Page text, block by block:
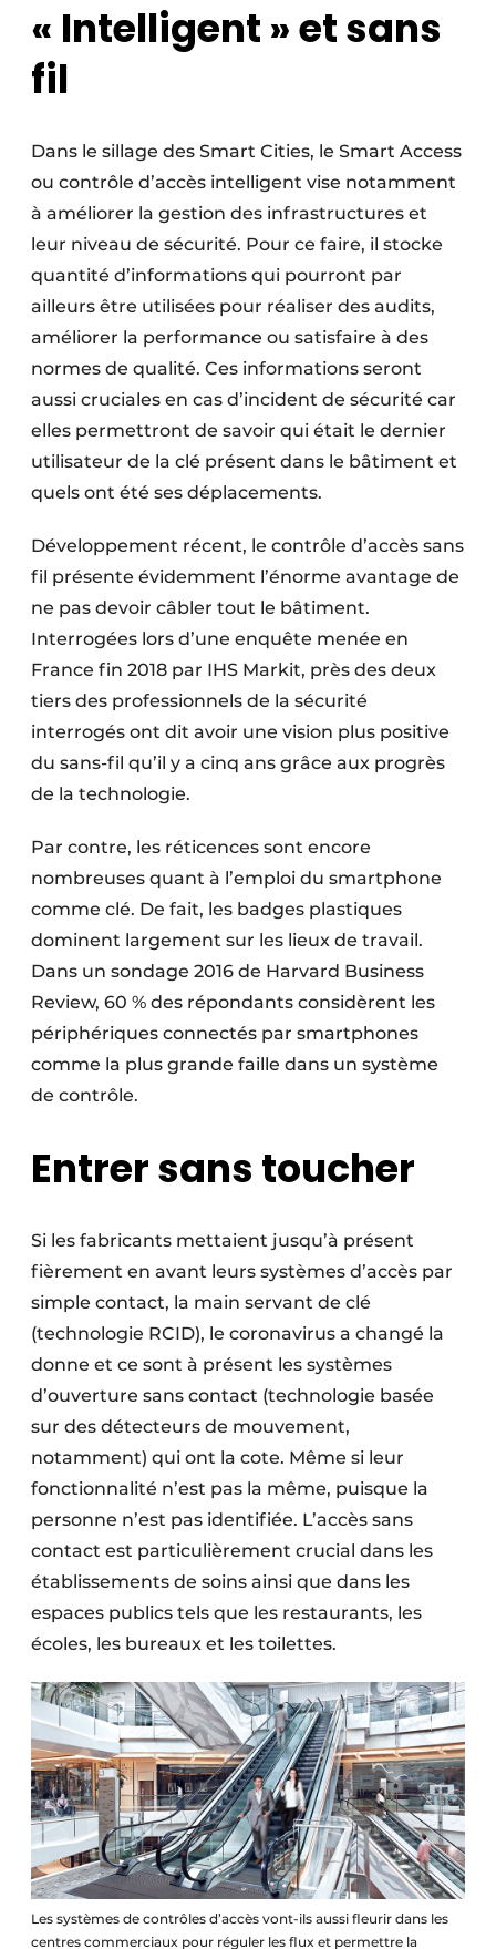
« Intelligent » et sans
fil
Dans le sillage des Smart Cities, le Smart Access
ou contrôle d’accès intelligent vise notamment
à améliorer la gestion des infrastructures et
leur niveau de sécurité. Pour ce faire, il stocke
quantité d’informations qui pourront par
ailleurs être utilisées pour réaliser des audits,
améliorer la performance ou satisfaire à des
normes de qualité. Ces informations seront
aussi cruciales en cas d’incident de sécurité car
elles permettront de savoir qui était le dernier
utilisateur de la clé présent dans le bâtiment et
quels ont été ses déplacements.
Développement récent, le contrôle d’accès sans
fil présente évidemment l’énorme avantage de
ne pas devoir câbler tout le bâtiment.
Interrogées lors d’une enquête menée en
France fin 2018 par IHS Markit, près des deux
tiers des professionnels de la sécurité
interrogés ont dit avoir une vision plus positive
du sans-fil qu’il y a cinq ans grâce aux progrès
de la technologie.
Par contre, les réticences sont encore
nombreuses quant à l’emploi du smartphone
comme clé. De fait, les badges plastiques
dominent largement sur les lieux de travail.
Dans un sondage 2016 de Harvard Business
Review, 60 % des répondants considèrent les
périphériques connectés par smartphones
comme la plus grande faille dans un système
de contrôle.
Entrer sans toucher
Si les fabricants mettaient jusqu’à présent
fièrement en avant leurs systèmes d’accès par
simple contact, la main servant de clé
(technologie RCID), le coronavirus a changé la
donne et ce sont à présent les systèmes
d’ouverture sans contact (technologie basée
sur des détecteurs de mouvement,
notamment) qui ont la cote. Même si leur
fonctionnalité n’est pas la même, puisque la
personne n’est pas identifiée. L’accès sans
contact est particulièrement crucial dans les
établissements de soins ainsi que dans les
espaces publics tels que les restaurants, les
écoles, les bureaux et les toilettes.
Les systèmes de contrôles d’accès vont-ils aussi fleurir dans les
centres commerciaux pour réguler les flux et permettre la